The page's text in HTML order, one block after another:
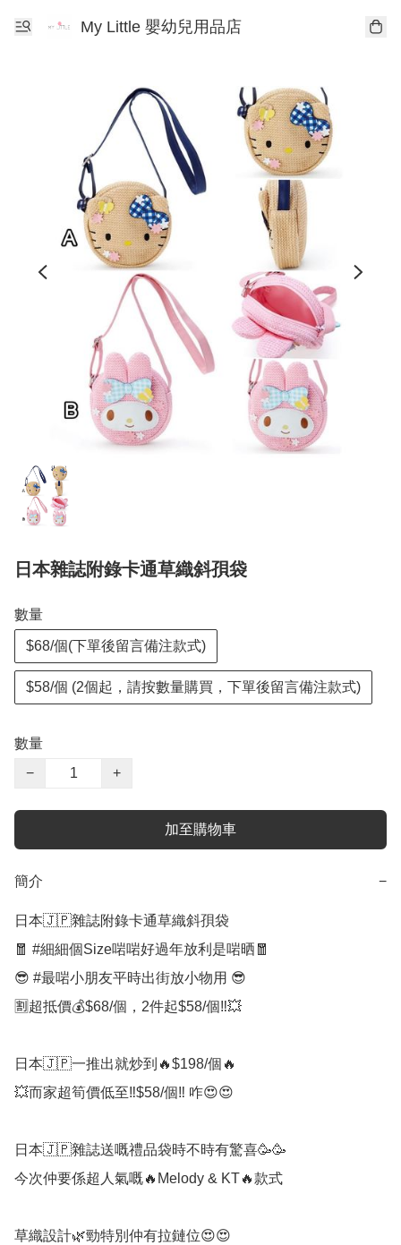
My Little 嬰幼兒用品店
日本雜誌附錄卡通草織斜孭袋
數量
$68/個(下單後留言備注款式)
$58/個 (2個起，請按數量購買，下單後留言備注款式)
數量
−
+
加至購物車
簡介 −
日本🇯🇵雜誌附錄卡通草織斜孭袋
🧧 #細細個Size啱啱好過年放利是啱晒🧧
😎 #最啱小朋友平時出街放小物用 😎
🈹超抵價💰$68/個，2件起$58/個‼️💥
日本🇯🇵一推出就炒到🔥️$198/個🔥
💥而家超筍價低至‼️$58/個‼️ 咋😍😍
日本🇯🇵雜誌送嘅禮品袋時不時有驚喜🥳🥳
今次仲要係超人氣嘅🔥Melody & KT🔥款式
草織設計🌿勁特別仲有拉鏈位😍😍